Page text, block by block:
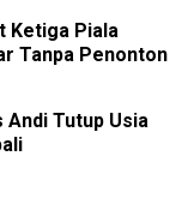
Ketiga Piala
Tanpa Penonton
Andi Tutup Usia